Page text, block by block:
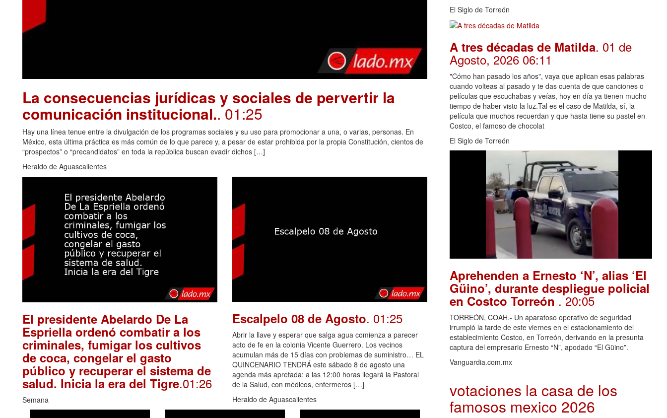
La consecuencias jurídicas y sociales de pervertir la
comunicación institucional.. 01:25
Hay una línea tenue entre la divulgación de los programas sociales y su uso para promocionar a una, o varias, personas. En
México, esta última práctica es más común de lo que parece y, a pesar de estar prohibida por la propia Constitución, cientos de
“prospectos” o “precandidatos” en toda la república buscan evadir dichos […]
Heraldo de Aguascalientes
El presidente Abelardo De La
Espriella ordenó combatir a los
criminales, fumigar los cultivos
de coca, congelar el gasto
público y recuperar el sistema de
salud. Inicia la era del Tigre.01:26
Semana
Escalpelo 08 de Agosto. 01:25
Abrir la llave y esperar que salga agua comienza a parecer
acto de fe en la colonia Vicente Guerrero. Los vecinos
acumulan más de 15 días con problemas de suministro… EL
QUINCENARIO TENDRÁ este sábado 8 de agosto una
agenda más apretada: a las 12:00 horas llegará la Pastoral
de la Salud, con médicos, enfermeros […]
Heraldo de Aguascalientes
El Siglo de Torreón
A tres décadas de Matilda. 01 de
Agosto, 2026 06:11
"Cómo han pasado los años", vaya que aplican esas palabras
cuando volteas al pasado y te das cuenta de que canciones o
películas que escuchabas y veías, hoy en día ya tienen mucho
tiempo de haber visto la luz.Tal es el caso de Matilda, sí, la
película que muchos recuerdan y que hasta tiene su pastel en
Costco, el famoso de chocolat
El Siglo de Torreón
Aprehenden a Ernesto ‘N’, alias ‘El
Güino’, durante despliegue policial
en Costco Torreón . 20:05
TORREÓN, COAH.- Un aparatoso operativo de seguridad
irrumpió la tarde de este viernes en el estacionamiento del
establecimiento Costco, en Torreón, derivando en la presunta
captura del empresario Ernesto “N”, apodado “El Güino”.
Vanguardia.com.mx
votaciones la casa de los
famosos mexico 2026